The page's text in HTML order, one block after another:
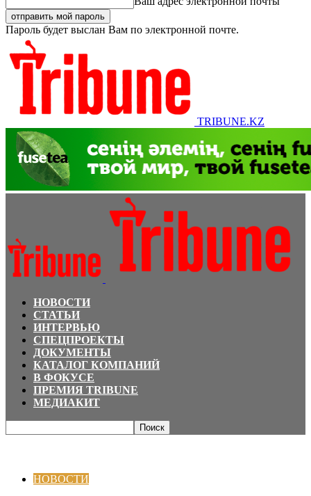
Пароль будет выслан Вам по электронной почте.
TRIBUNE.KZ
НОВОСТИ
СТАТЬИ
ИНТЕРВЬЮ
СПЕЦПРОЕКТЫ
ДОКУМЕНТЫ
КАТАЛОГ КОМПАНИЙ
В ФОКУСЕ
ПРЕМИЯ TRIBUNE
МЕДИАКИТ
НОВОСТИ